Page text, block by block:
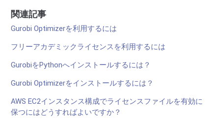
関連記事
Gurobi Optimizerを利用するには
フリーアカデミックライセンスを利用するには
GurobiをPythonへインストールするには？
Gurobi Optimizerをインストールするには？
AWS EC2インスタンス構成でライセンスファイルを有効に
保つにはどうすればよいですか？